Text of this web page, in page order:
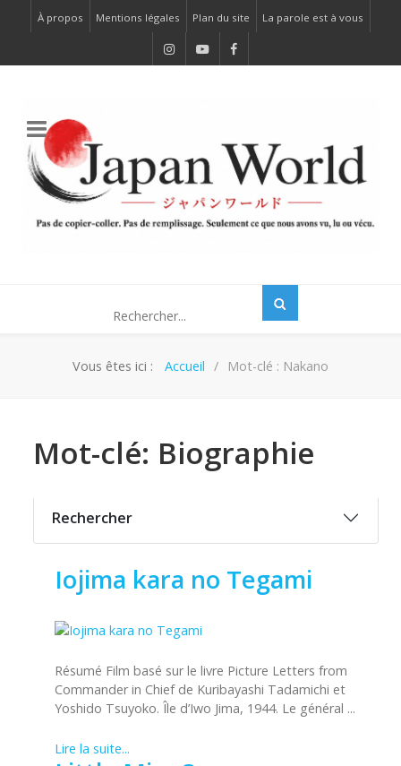
À propos Mentions légales Plan du site La parole est à vous
Vous êtes ici : Accueil Mot-clé : Nakano
Mot-clé: Biographie
Rechercher
Iojima kara no Tegami
Résumé Film basé sur le livre Picture Letters from
Commander in Chief de Kuribayashi Tadamichi et
Yoshido Tsuyoko. Île d’Iwo Jima, 1944. Le général ...
Lire la suite...